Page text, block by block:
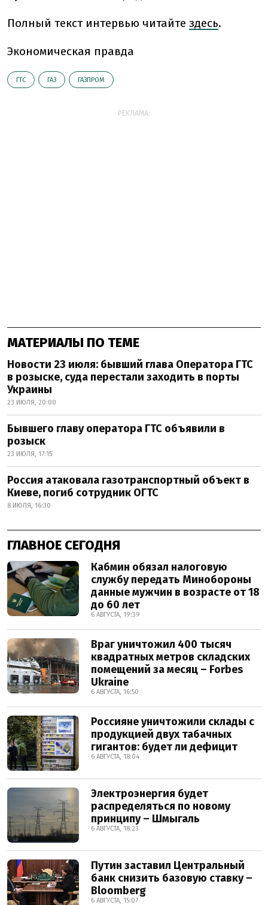
Полный текст интервью читайте здесь.
Экономическая правда
ГТС ГАЗ ГАЗПРОМ
РЕКЛАМА:
МАТЕРИАЛЫ ПО ТЕМЕ
Новости 23 июля: бывший глава Оператора ГТС
в розыске, суда перестали заходить в порты
Украины
23 ИЮЛЯ, 20:00
Бывшего главу оператора ГТС объявили в
розыск
23 ИЮЛЯ, 17:15
Россия атаковала газотранспортный объект в
Киеве, погиб сотрудник ОГТС
8 ИЮЛЯ, 16:30
ГЛАВНОЕ СЕГОДНЯ
Кабмин обязал налоговую
службу передать Минобороны
данные мужчин в возрасте от 18
до 60 лет
6 АВГУСТА, 19:39
Враг уничтожил 400 тысяч
квадратных метров складских
помещений за месяц – Forbes
Ukraine
6 АВГУСТА, 16:50
Россияне уничтожили склады с
продукцией двух табачных
гигантов: будет ли дефицит
6 АВГУСТА, 18:04
Электроэнергия будет
распределяться по новому
принципу – Шмыгаль
6 АВГУСТА, 18:23
Путин заставил Центральный
банк снизить базовую ставку –
Bloomberg
6 АВГУСТА, 15:07